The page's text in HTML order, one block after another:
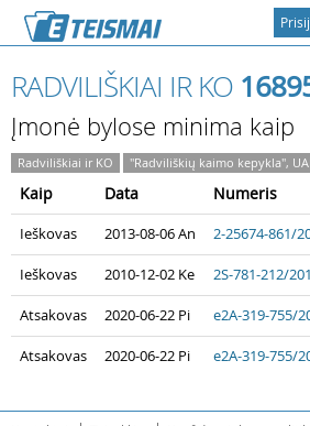
RADVILIŠKIAI IR KO
Įmonė bylose minima kaip
Radviliškiai ir KO "Radviliškių kaimo kepykla",
Kaip Data Numeris
Ieškovas 2013-08-06 An 2-25674-861/
Ieškovas 2010-12-02 Ke 2S-781-212/
Atsakovas 2020-06-22 Pi e2A-319-755/
Atsakovas 2020-06-22 Pi e2A-319-755/